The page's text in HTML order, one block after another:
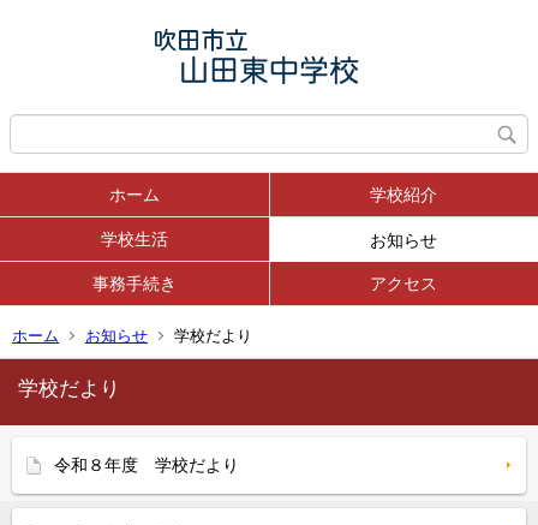
ホーム 学校紹介
学校生活 お知らせ
事務手続き アクセス
ホーム お知らせ 学校だより
学校だより
令和８年度 学校だより